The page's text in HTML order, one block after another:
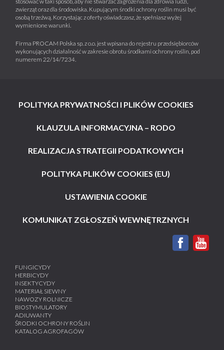
zwierząt oraz dla środowiska. Kupującym środki ochrony roślin musi być
osobą trzeźwą. Korzystając z oferty oświadczasz, że spełniasz wyżej
wymienione warunki.
Firma PROCAM Polska sp. z o.o. jest wpisana do rejestru przedsiębiorców
wykonujących działalność w zakresie obrotu środkami ochrony roślin, pod
numerem 22/14/7234.
POLITYKA PRYWATNOŚCI I PLIKÓW COOKIES
KLAUZULA INFORMACYJNA – RODO
REALIZACJA STRATEGII PODATKOWYCH
POLITYKA PLIKÓW COOKIES (EU)
USTAWIENIA COOKIE
KOMUNIKAT ZGŁOSZEŃ WEWNĘTRZNYCH
FUNGICYDY
HERBICYDY
INSEKTYCYDY
MATERIAŁ SIEWNY
NAWOZY ROLNICZE
BIOSTYMULATORY
ADIUWANTY
ŚRODKI OCHRONY ROŚLIN
KATALOG AGROFAGÓW